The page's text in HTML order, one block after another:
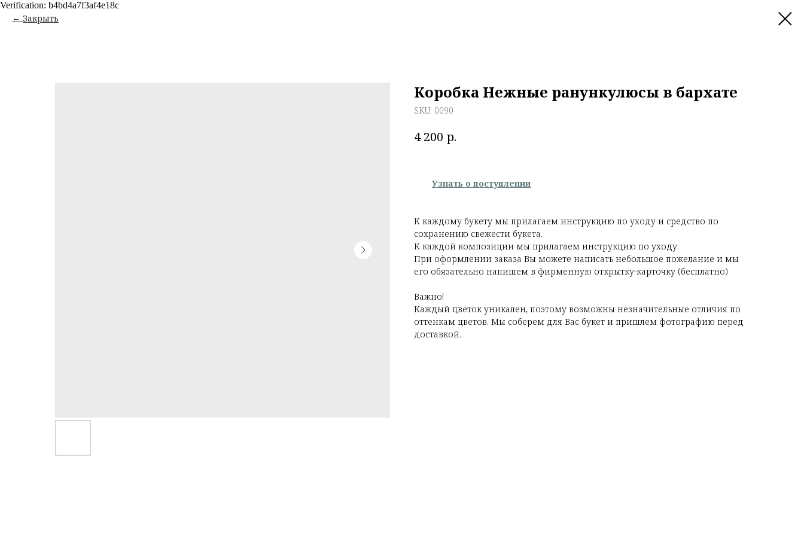
Verification: b4bd4a7f3af4e18c
Закрыть
Коробка Нежные ранункулюсы в бархате
SKU: 0090
4 200 р.
Узнать о поступлении
К каждому букету мы прилагаем инструкцию по уходу и средство по
сохранению свежести букета.
К каждой композиции мы прилагаем инструкцию по уходу.
При оформлении заказа Вы можете написать небольшое пожелание и мы
его обязательно напишем в фирменную открытку-карточку (бесплатно)
Важно!
Каждый цветок уникален, поэтому возможны незначительные отличия по
оттенкам цветов. Мы соберем для Вас букет и пришлем фотографию перед
доставкой.